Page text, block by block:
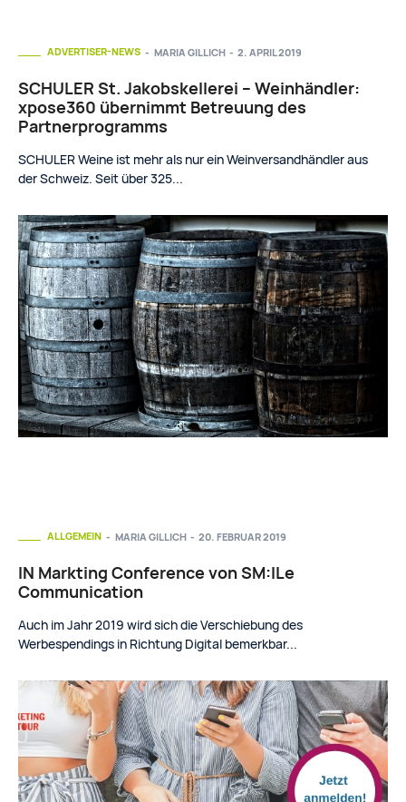
ADVERTISER-NEWS
SCHULER St. Jakobskellerei – Weinhändler:
xpose360 übernimmt Betreuung des
Partnerprogramms
MARIA GILLICH - 2. APRIL 2019
SCHULER Weine ist mehr als nur ein Weinversandhändler aus
der Schweiz. Seit über 325...
ALLGEMEIN
IN Markting Conference von SM:ILe
Communication
MARIA GILLICH - 20. FEBRUAR 2019
Auch im Jahr 2019 wird sich die Verschiebung des
Werbespendings in Richtung Digital bemerkbar...